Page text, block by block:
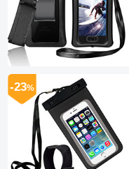
-23%